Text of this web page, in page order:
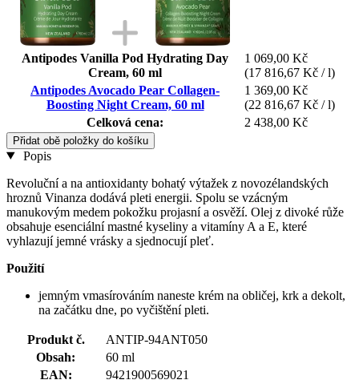
Antipodes Vanilla Pod Hydrating Day
Cream, 60 ml
1 069,00 Kč
(17 816,67 Kč / l)
Antipodes Avocado Pear Collagen-
Boosting Night Cream, 60 ml
1 369,00 Kč
(22 816,67 Kč / l)
Celková cena:
2 438,00 Kč
Přidat obě položky do košíku
Popis
Revoluční a na antioxidanty bohatý výtažek z novozélandských
hroznů Vinanza dodává pleti energii. Spolu se vzácným
manukovým medem pokožku projasní a osvěží. Olej z divoké růže
obsahuje esenciální mastné kyseliny a vitamíny A a E, které
vyhlazují jemné vrásky a sjednocují pleť.
Použití
jemným vmasírováním naneste krém na obličej, krk a dekolt,
na začátku dne, po vyčištění pleti.
Produkt č.
ANTIP-94ANT050
Obsah:
60 ml
EAN:
9421900569021